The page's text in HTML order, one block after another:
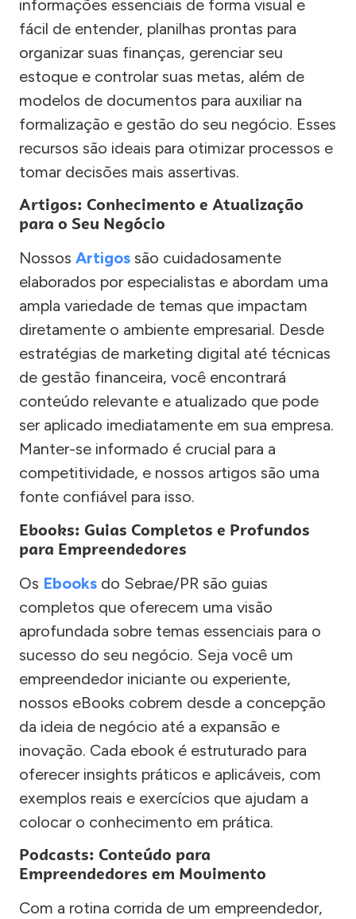
informações essenciais de forma visual e
fácil de entender, planilhas prontas para
organizar suas finanças, gerenciar seu
estoque e controlar suas metas, além de
modelos de documentos para auxiliar na
formalização e gestão do seu negócio. Esses
recursos são ideais para otimizar processos e
tomar decisões mais assertivas.
Artigos: Conhecimento e Atualização
para o Seu Negócio
Nossos Artigos são cuidadosamente
elaborados por especialistas e abordam uma
ampla variedade de temas que impactam
diretamente o ambiente empresarial. Desde
estratégias de marketing digital até técnicas
de gestão financeira, você encontrará
conteúdo relevante e atualizado que pode
ser aplicado imediatamente em sua empresa.
Manter-se informado é crucial para a
competitividade, e nossos artigos são uma
fonte confiável para isso.
Ebooks: Guias Completos e Profundos
para Empreendedores
Os Ebooks do Sebrae/PR são guias
completos que oferecem uma visão
aprofundada sobre temas essenciais para o
sucesso do seu negócio. Seja você um
empreendedor iniciante ou experiente,
nossos eBooks cobrem desde a concepção
da ideia de negócio até a expansão e
inovação. Cada ebook é estruturado para
oferecer insights práticos e aplicáveis, com
exemplos reais e exercícios que ajudam a
colocar o conhecimento em prática.
Podcasts: Conteúdo para
Empreendedores em Movimento
Com a rotina corrida de um empreendedor,